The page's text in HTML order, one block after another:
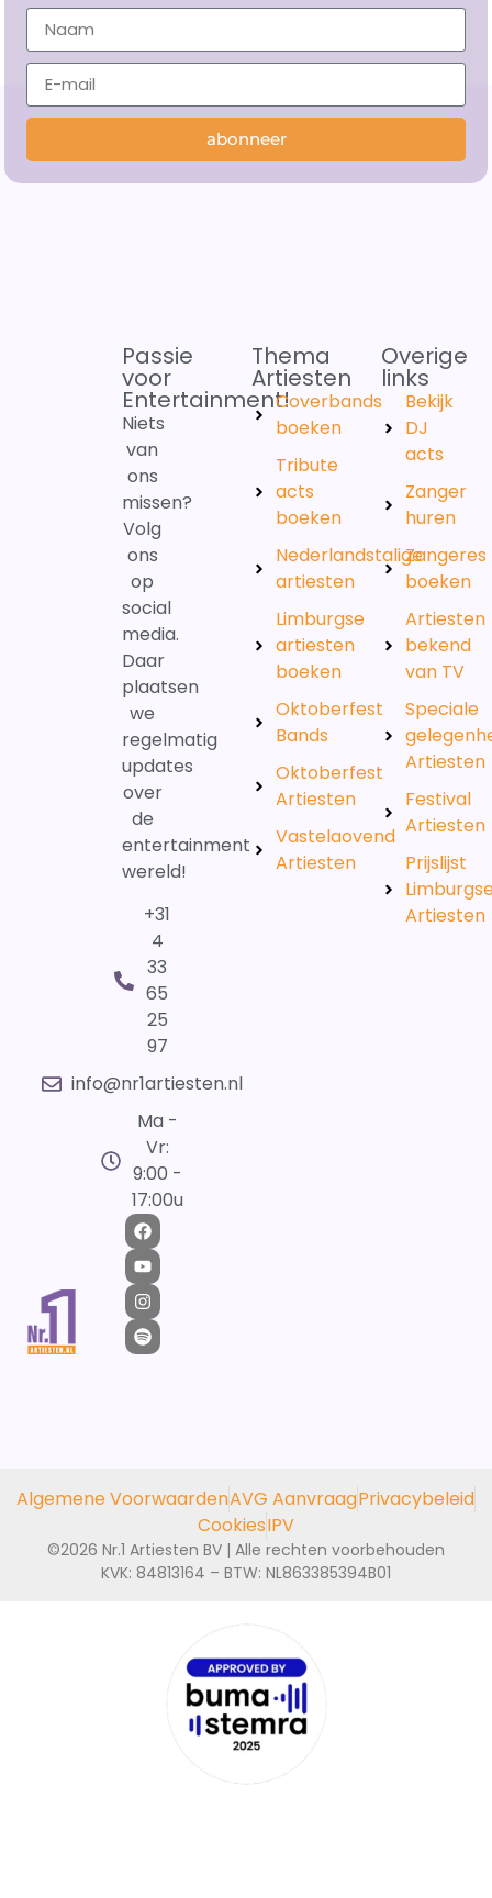
abonneer
Passie
voor
Entertainment!
Niets
van
ons
missen?
Volg
ons
op
social
media.
Daar
plaatsen
we
regelmatig
updates
over
de
entertainment
wereld!
+31
4
33
65
25
97
info@nr1artiesten.nl
Ma -
Vr:
9:00 -
17:00u
Thema
Artiesten
Coverbands
boeken
Tribute
acts
boeken
Nederlandstalige
artiesten
Limburgse
artiesten
boeken
Oktoberfest
Bands
Oktoberfest
Artiesten
Vastelaovend
Artiesten
Overige
links
Bekijk
DJ
acts
Zanger
huren
Zangeres
boeken
Artiesten
bekend
van TV
Speciale
Artiesten
Festival
Artiesten
Prijslijst
Artiesten
Algemene VoorwaardenAVG AanvraagPrivacybeleid
CookiesIPV
©2026 Nr.1 Artiesten BV | Alle rechten voorbehouden
KVK: 84813164 – BTW: NL863385394B01